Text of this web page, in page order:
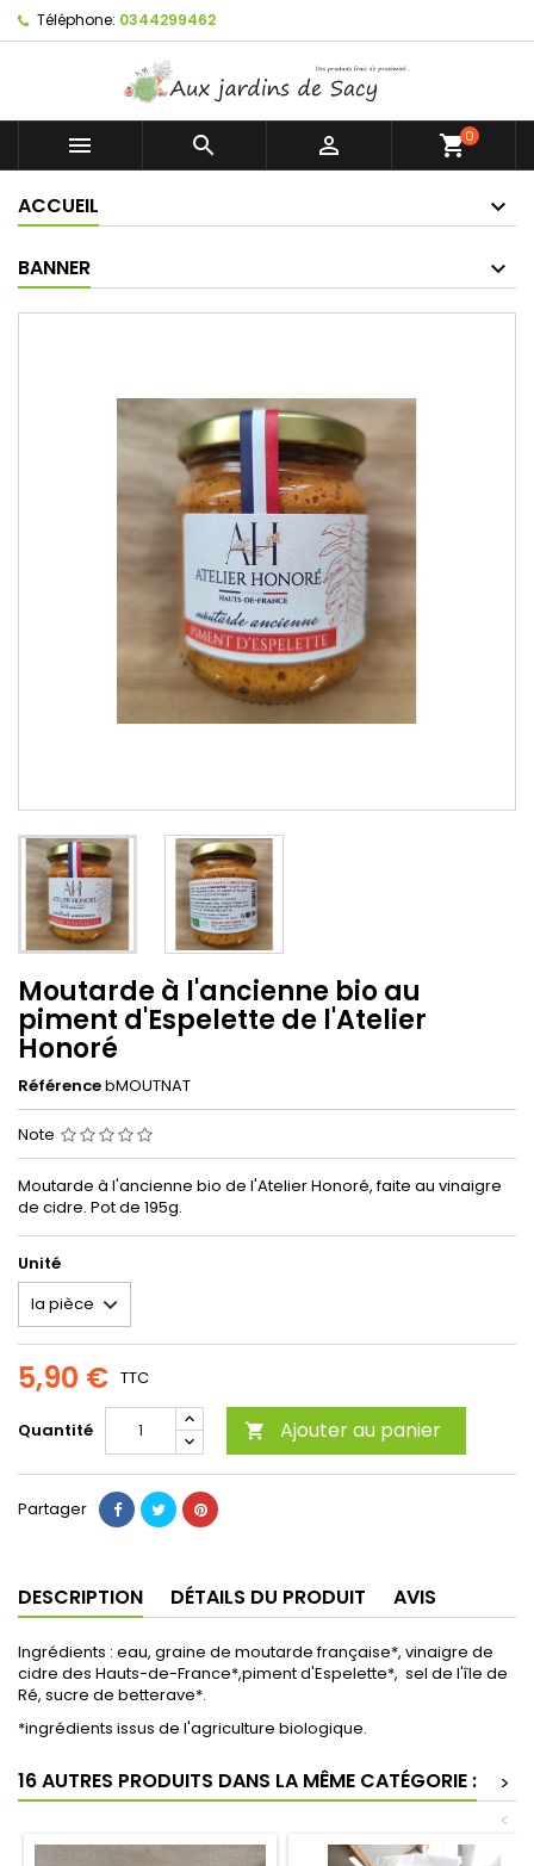
Téléphone: 0344299462
   shopping_cart0
ACCUEIL
BANNER
Moutarde à l'ancienne bio au
piment d'Espelette de l'Atelier
Honoré
RéférencebMOUTNAT
Note
Moutarde à l'ancienne bio de l'Atelier Honoré, faite au vinaigre
de cidre. Pot de 195g.
Unité
5,90 € TTC
Quantité  Ajouter au panier
Partager
DESCRIPTION DÉTAILS DU PRODUIT AVIS
Ingrédients : eau, graine de moutarde française*, vinaigre de
cidre des Hauts-de-France*,piment d'Espelette*, sel de l'île de
Ré, sucre de betterave*.
*ingrédients issus de l'agriculture biologique.
16 AUTRES PRODUITS DANS LA MÊME CATÉGORIE :
>
<